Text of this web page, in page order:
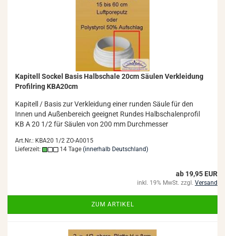
Ka­pi­tell So­ckel Basis Halb­scha­le 20cm Säu­len Ver­klei­dung
Pro­fil­ring KBA20cm
Ka­pi­tell / Basis zur Ver­klei­dung einer run­den Säule für den
Innen und Au­ßen­be­reich ge­eig­net Run­des Halb­scha­len­pro­fil
KB A 20 1/2 für Säu­len von 200 mm Durch­mes­ser
Art.Nr.: KBA20 1/2 ZO-A0015
Lieferzeit:
14 Tage (innerhalb Deutschland)
ab 19,95 EUR
inkl. 19% MwSt. zzgl. Versand
ZUM ARTIKEL